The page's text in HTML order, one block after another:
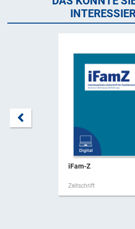
iFam-Z
Zeitschrift